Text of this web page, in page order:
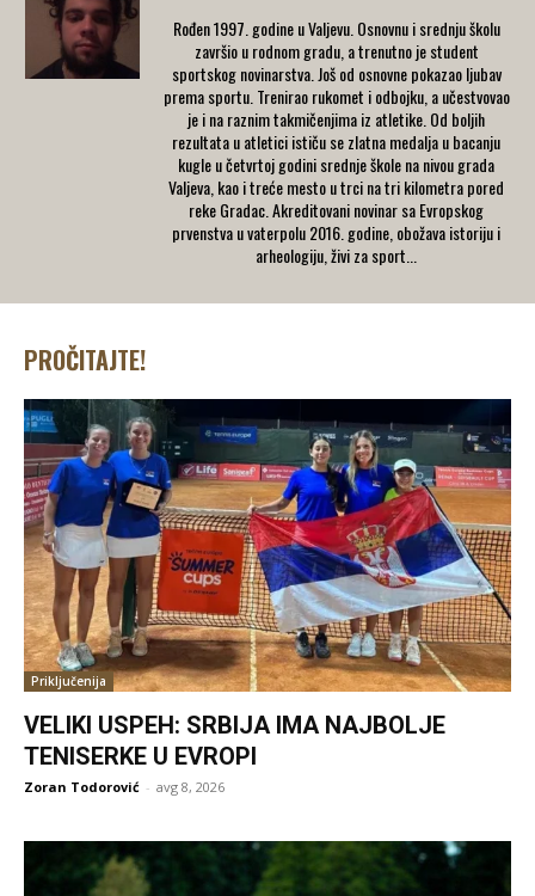
Rođen 1997. godine u Valjevu. Osnovnu i srednju školu
završio u rodnom gradu, a trenutno je student
sportskog novinarstva. Još od osnovne pokazao ljubav
prema sportu. Trenirao rukomet i odbojku, a učestvovao
je i na raznim takmičenjima iz atletike. Od boljih
rezultata u atletici ističu se zlatna medalja u bacanju
kugle u četvrtoj godini srednje škole na nivou grada
Valjeva, kao i treće mesto u trci na tri kilometra pored
reke Gradac. Akreditovani novinar sa Evropskog
prvenstva u vaterpolu 2016. godine, obožava istoriju i
arheologiju, živi za sport...
PROČITAJTE!
Priključenija
VELIKI USPEH: SRBIJA IMA NAJBOLJE
TENISERKE U EVROPI
Zoran Todorović - avg 8, 2026